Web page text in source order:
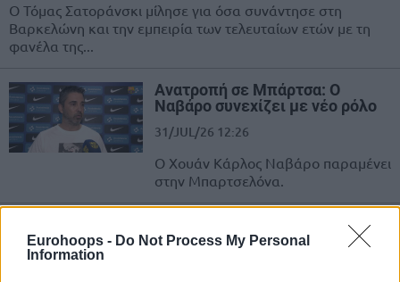
Eurohoops - Do Not Process My Personal
Information
Ο Τόμας Σατοράνσκι μίλησε για όσα συνάντησε στη
Βαρκελώνη και την εμπειρία των τελευταίων ετών με τη
φανέλα της...
Ανατροπή σε Μπάρτσα: Ο
Ναβάρο συνεχίζει με νέο ρόλο
31/JUL/26 12:26
Ο Χουάν Κάρλος Ναβάρο παραμένει
στην Μπαρτσελόνα.
Μπαρτσελόνα στην Μπάγερν